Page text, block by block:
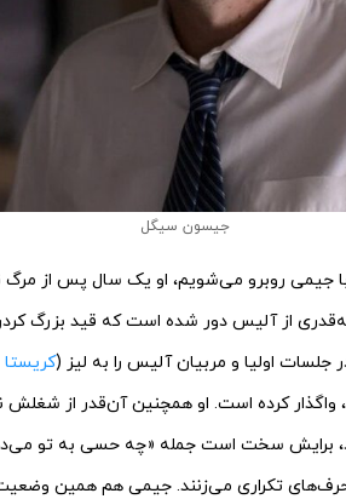
جیسون سیگل
با جیمی روبرو می‌شویم، او یک سال پس از
از آلیس دور شده است که قید بزرگ کردن
اولیا و مربیان آلیس را به لیز (کریستا
واگذار کرده است. او همچنین آن‌قدر از شغلش
برایش سخت است جمله «چه حسی به تو می‌دهد»
حرف‌های تکراری می‌زنند. جیمی هم همین وضعیت